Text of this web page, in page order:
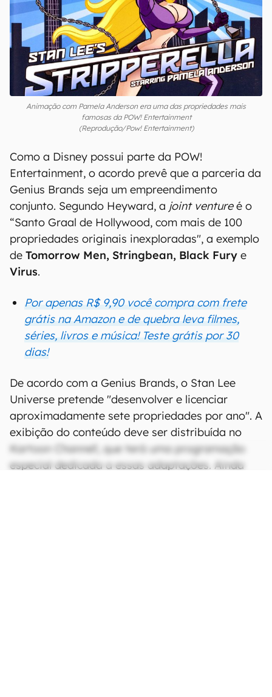
Animação com Pamela Anderson era uma das propriedades mais
famosas da POW! Entertainment
(Reprodução/Pow! Entertainment)
Como a Disney possui parte da POW!
Entertainment, o acordo prevê que a parceria da
Genius Brands seja um empreendimento
conjunto. Segundo Heyward, a joint ventureé o
“Santo Graal de Hollywood, com mais de 100
propriedades originais inexploradas", a exemplo
de Tomorrow Men, Stringbean, Black Fury e
Virus.
Por apenas R$ 9,90 você compra com frete
grátis na Amazon e de quebra leva filmes,
séries, livros e música! Teste grátis por 30
dias!
De acordo com a Genius Brands, o Stan Lee
Universe pretende "desenvolver e licenciar
aproximadamente sete propriedades por ano". A
exibição do conteúdo deve ser distribuída no
Kartoon Channel!, que terá uma programação
especial dedicada a essas adaptações. Ainda